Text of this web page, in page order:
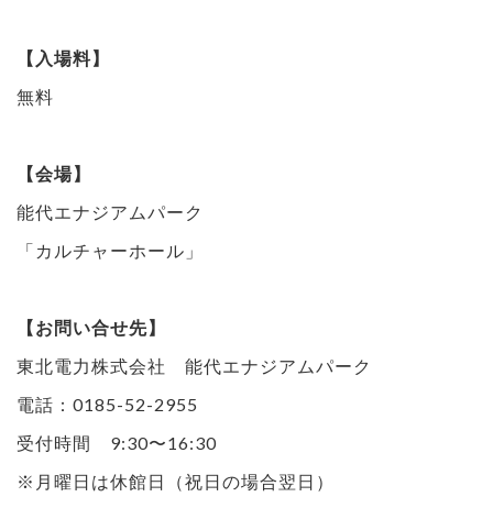
【入場料】
無料
【会場】
能代エナジアムパーク
「カルチャーホール」
【お問い合せ先】
東北電力株式会社 能代エナジアムパーク
電話：0185-52-2955
受付時間 9:30〜16:30
※月曜日は休館日（祝日の場合翌日）